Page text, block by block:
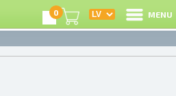
0 MENU